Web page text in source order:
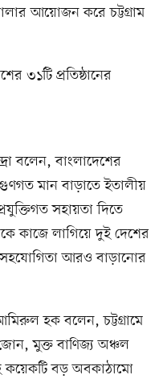
আয়োজন করে চট্টগ্রাম
৩১টি প্রতিষ্ঠানের
বলেন, বাংলাদেশের
গুণগত মান বাড়াতে ইতালীয়
সহায়তা দিতে
কাজে লাগিয়ে দুই দেশের
সহযোগিতা আরও বাড়ানোর
হক বলেন, চট্টগ্রামে
জোন, মুক্ত বাণিজ্য অঞ্চল
কয়েকটি বড় অবকাঠামো